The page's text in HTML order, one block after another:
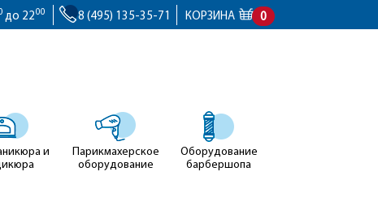
до 2200 8 (495) 135-35-71 КОРЗИНА 0
и
Парикмахерское
оборудование
Оборудование
барбершопа